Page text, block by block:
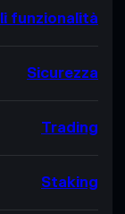
funzionalità
Sicurezza
Trading
Staking